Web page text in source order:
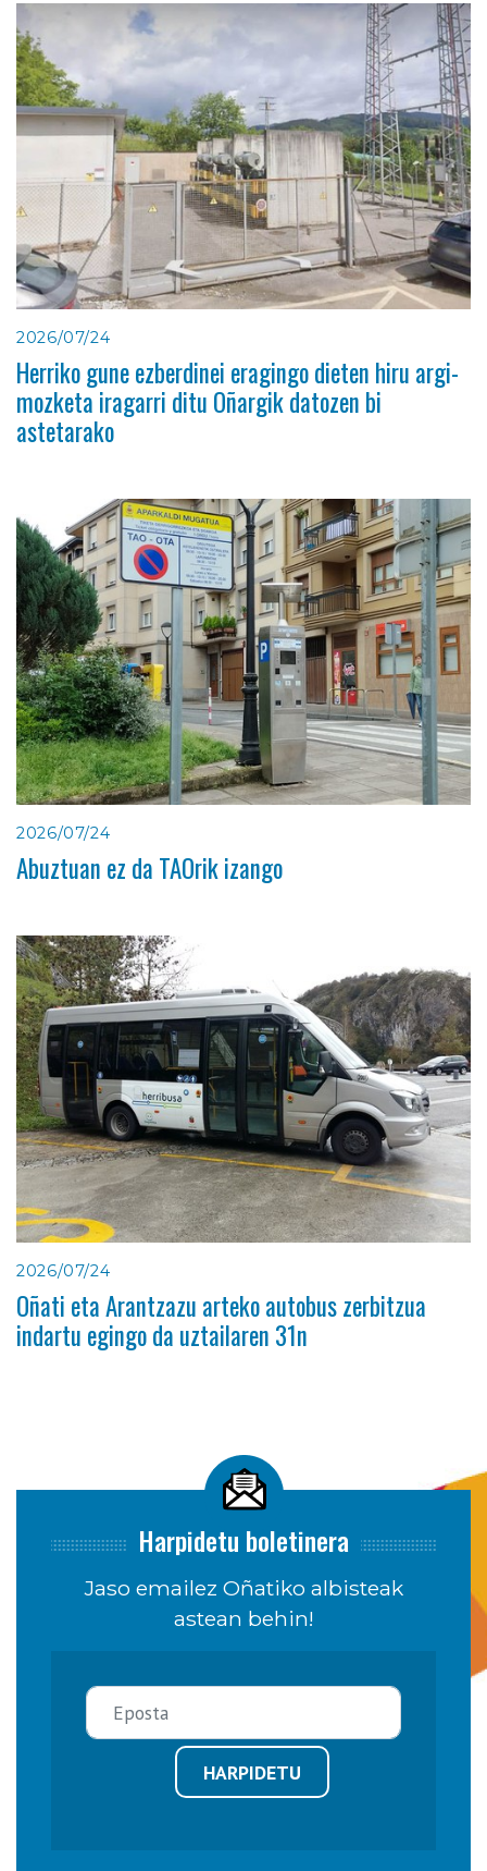
2026/07/24
Herriko gune ezberdinei eragingo dieten hiru argi-
mozketa iragarri ditu Oñargik datozen bi
astetarako
2026/07/24
Abuztuan ez da TAOrik izango
2026/07/24
Oñati eta Arantzazu arteko autobus zerbitzua
indartu egingo da uztailaren 31n
Harpidetu boletinera
Jaso emailez Oñatiko albisteak
astean behin!
HARPIDETU